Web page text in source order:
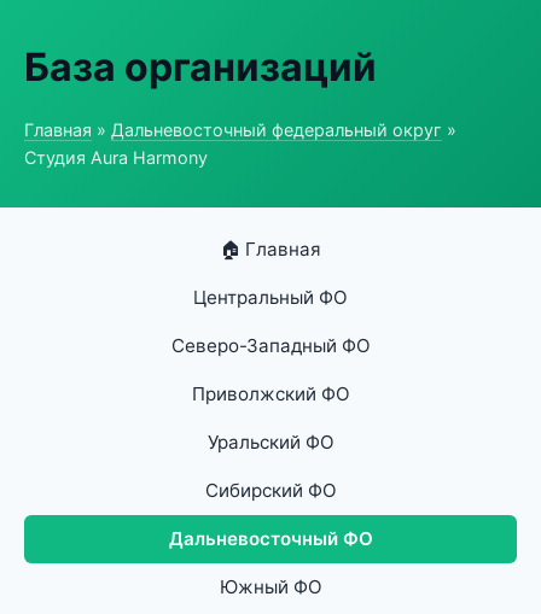
База организаций
Главная » Дальневосточный федеральный округ »
Студия Aura Harmony
🏠 Главная
Центральный ФО
Северо-Западный ФО
Приволжский ФО
Уральский ФО
Сибирский ФО
Дальневосточный ФО
Южный ФО